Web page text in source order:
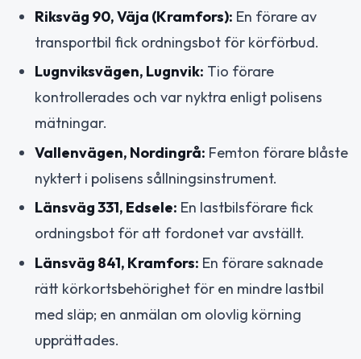
Riksväg 90, Väja (Kramfors): En förare av
transportbil fick ordningsbot för körförbud.
Lugnviksvägen, Lugnvik: Tio förare
kontrollerades och var nyktra enligt polisens
mätningar.
Vallenvägen, Nordingrå: Femton förare blåste
nyktert i polisens sållningsinstrument.
Länsväg 331, Edsele: En lastbilsförare fick
ordningsbot för att fordonet var avställt.
Länsväg 841, Kramfors: En förare saknade
rätt körkortsbehörighet för en mindre lastbil
med släp; en anmälan om olovlig körning
upprättades.